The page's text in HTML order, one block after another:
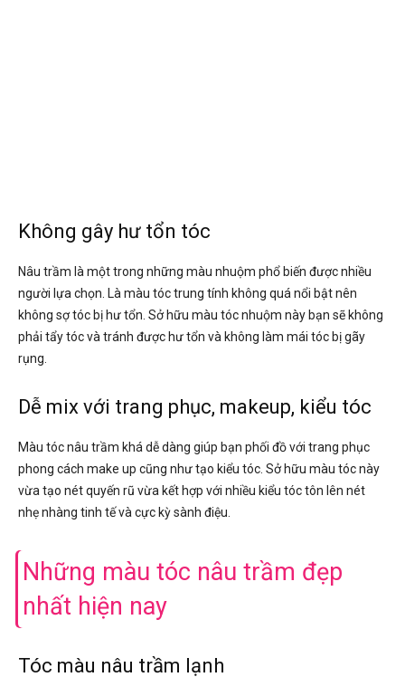
Không gây hư tổn tóc
Nâu trầm là một trong những màu nhuộm phổ biến được nhiều
người lựa chọn. Là màu tóc trung tính không quá nổi bật nên
không sợ tóc bị hư tổn. Sở hữu màu tóc nhuộm này bạn sẽ không
phải tẩy tóc và tránh được hư tổn và không làm mái tóc bị gãy
rụng.
Dễ mix với trang phục, makeup, kiểu tóc
Màu tóc nâu trầm khá dễ dàng giúp bạn phối đồ với trang phục
phong cách make up cũng như tạo kiểu tóc. Sở hữu màu tóc này
vừa tạo nét quyến rũ vừa kết hợp với nhiều kiểu tóc tôn lên nét
nhẹ nhàng tinh tế và cực kỳ sành điệu.
Những màu tóc nâu trầm đẹp
nhất hiện nay
Tóc màu nâu trầm lạnh